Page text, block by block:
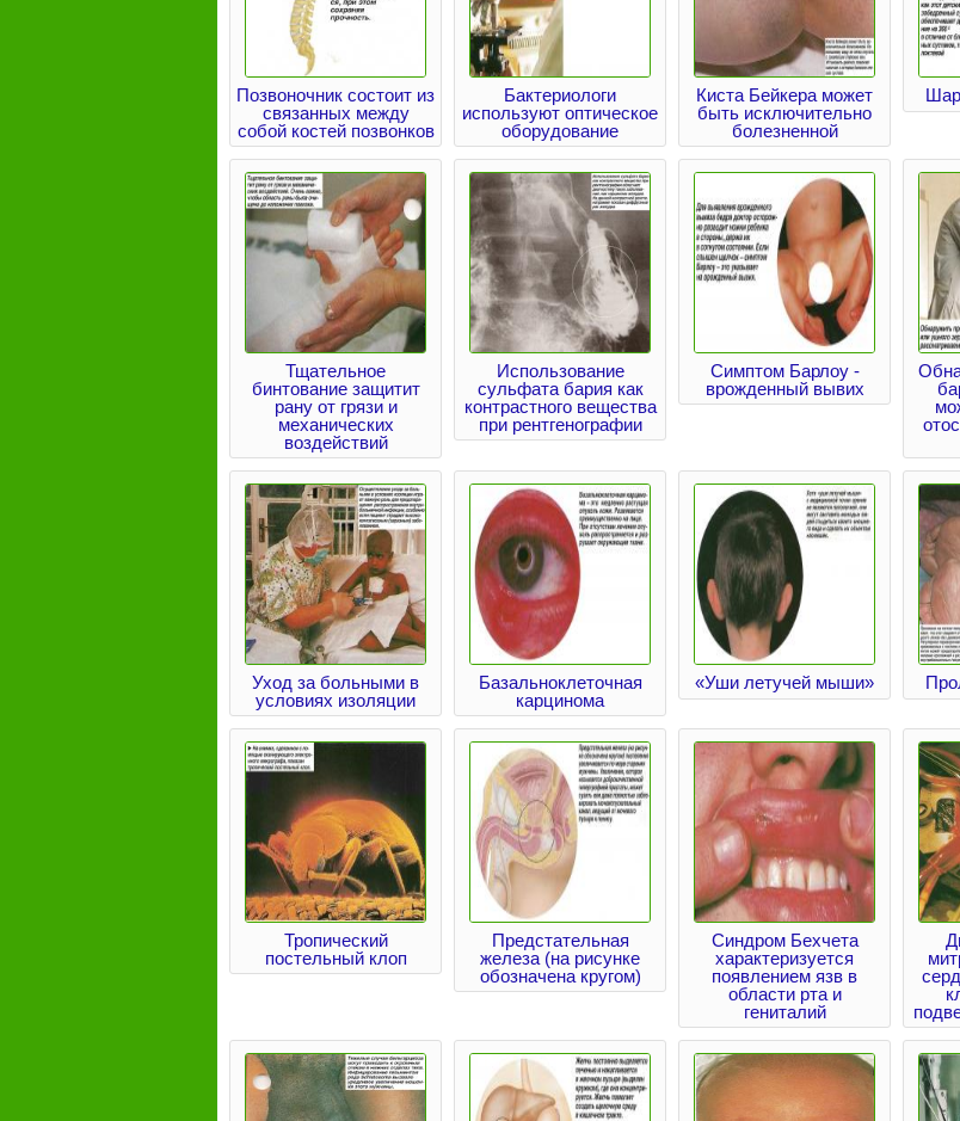
Позвоночник состоит из
связанных между
собой костей позвонков
Бактериологи
используют оптическое
оборудование
Киста Бейкера может
быть исключительно
болезненной
Тщательное
бинтование защитит
рану от грязи и
механических
воздействий
Использование
сульфата бария как
контрастного вещества
при рентгенографии
Симптом Барлоу -
врожденный вывих
Уход за больными в
условиях изоляции
Базальноклеточная
карцинома
«Уши летучей мыши»
Тропический
постельный клоп
Предстательная
железа (на рисунке
обозначена кругом)
Синдром Бехчета
характеризуется
появлением язв в
области рта и
гениталий